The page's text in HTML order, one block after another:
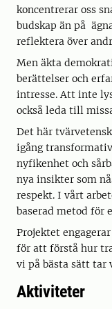
koncentrerar oss
budskap än på
reflektera över
Men äkta
berättelser och
intresse. Att inte
också leda till
Det här
igång
nyfikenhet och
nya insikter som
respekt. I vårt
baserad metod för
Projektet
för att förstå hur
vi på bästa sätt tar
Aktiviteter